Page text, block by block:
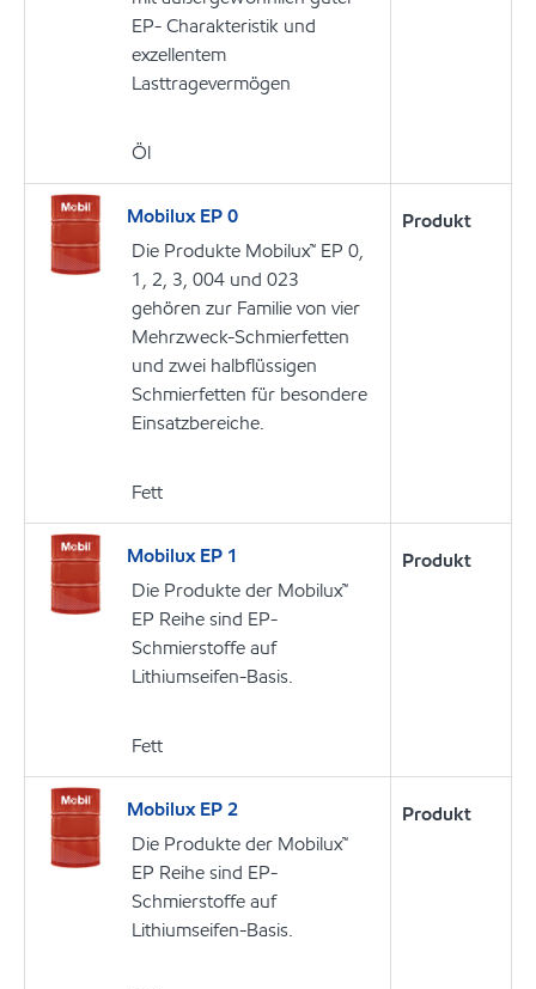
EP- Charakteristik und
exzellentem
Lasttragevermögen
Öl
Mobilux EP 0
Die Produkte Mobilux™ EP 0,
1, 2, 3, 004 und 023
gehören zur Familie von vier
Mehrzweck-Schmierfetten
und zwei halbflüssigen
Schmierfetten für besondere
Einsatzbereiche.
Fett
Produkt
Mobilux EP 1
Die Produkte der Mobilux™
EP Reihe sind EP-
Schmierstoffe auf
Lithiumseifen-Basis.
Fett
Produkt
Mobilux EP 2
Die Produkte der Mobilux™
EP Reihe sind EP-
Schmierstoffe auf
Lithiumseifen-Basis.
Produkt